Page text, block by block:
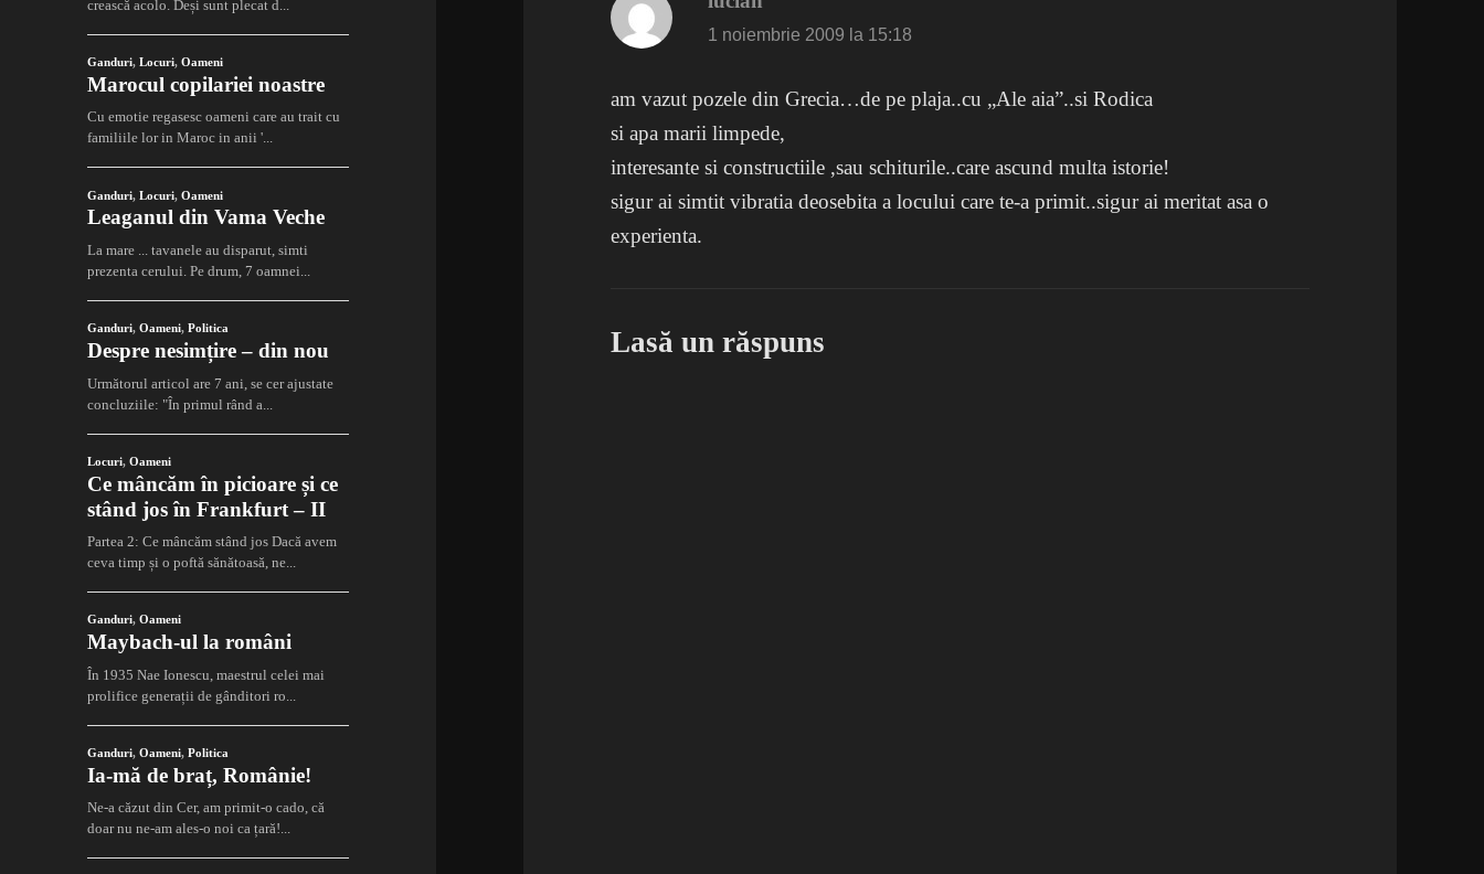
crească acolo. Deși sunt plecat d...
Ganduri,Locuri,Oameni
Marocul copilariei noastre
Cu emotie regasesc oameni care au trait cu
familiile lor in Maroc in anii '...
Ganduri,Locuri,Oameni
Leaganul din Vama Veche
La mare ... tavanele au disparut, simti
prezenta cerului. Pe drum, 7 oamnei...
Ganduri,Oameni,Politica
Despre nesimțire – din nou
Următorul articol are 7 ani, se cer ajustate
concluziile: "În primul rând a...
Locuri,Oameni
Ce mâncăm în picioare și ce
stând jos în Frankfurt – II
Partea 2: Ce mâncăm stând jos Dacă avem
ceva timp și o poftă sănătoasă, ne...
Ganduri,Oameni
Maybach-ul la români
În 1935 Nae Ionescu, maestrul celei mai
prolifice generații de gânditori ro...
Ganduri,Oameni,Politica
Ia-mă de braț, Românie!
Ne-a căzut din Cer, am primit-o cado, că
doar nu ne-am ales-o noi ca țară!...
1 noiembrie 2009 la 15:18
am vazut pozele din Grecia…de pe plaja..cu „Ale aia”..si Rodica
si apa marii limpede,
interesante si constructiile ,sau schiturile..care ascund multa istorie!
sigur ai simtit vibratia deosebita a locului care te-a primit..sigur ai meritat asa o
experienta.
Lasă un răspuns